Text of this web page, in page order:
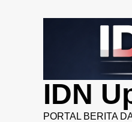
IDN
PORTAL BERITA